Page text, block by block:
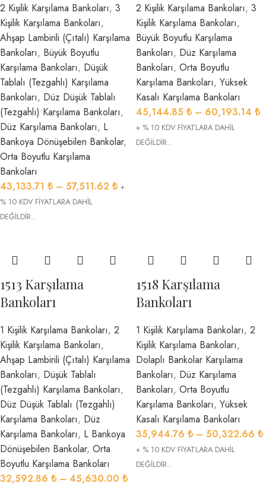
2 Kişilik Karşılama Bankoları, 3
Kişilik Karşılama Bankoları,
Ahşap Lambirili (Çıtalı) Karşılama
Bankoları, Büyük Boyutlu
Karşılama Bankoları, Düşük
Tablalı (Tezgahlı) Karşılama
Bankoları, Düz Düşük Tablalı
(Tezgahlı) Karşılama Bankoları,
Düz Karşılama Bankoları, L
Bankoya Dönüşebilen Bankolar,
Orta Boyutlu Karşılama
Bankoları
43,133.71 ₺ – 57,511.62 ₺ +
% 10 KDV FİYATLARA DAHİL
DEĞİLDİR..
2 Kişilik Karşılama Bankoları, 3
Kişilik Karşılama Bankoları,
Büyük Boyutlu Karşılama
Bankoları, Düz Karşılama
Bankoları, Orta Boyutlu
Karşılama Bankoları, Yüksek
Kasalı Karşılama Bankoları
45,144.85 ₺ – 60,193.14 ₺
+ % 10 KDV FİYATLARA DAHİL
DEĞİLDİR..
1513 Karşılama
Bankoları
1 Kişilik Karşılama Bankoları, 2
Kişilik Karşılama Bankoları,
Ahşap Lambirili (Çıtalı) Karşılama
Bankoları, Düşük Tablalı
(Tezgahlı) Karşılama Bankoları,
Düz Düşük Tablalı (Tezgahlı)
Karşılama Bankoları, Düz
Karşılama Bankoları, L Bankoya
Dönüşebilen Bankolar, Orta
Boyutlu Karşılama Bankoları
32,592.86 ₺ – 45,630.00 ₺
1518 Karşılama
Bankoları
1 Kişilik Karşılama Bankoları, 2
Kişilik Karşılama Bankoları,
Dolaplı Bankolar Karşılama
Bankoları, Düz Karşılama
Bankoları, Orta Boyutlu
Karşılama Bankoları, Yüksek
Kasalı Karşılama Bankoları
35,944.76 ₺ – 50,322.66 ₺
+ % 10 KDV FİYATLARA DAHİL
DEĞİLDİR..